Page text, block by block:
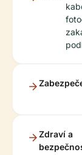
Zdraví a